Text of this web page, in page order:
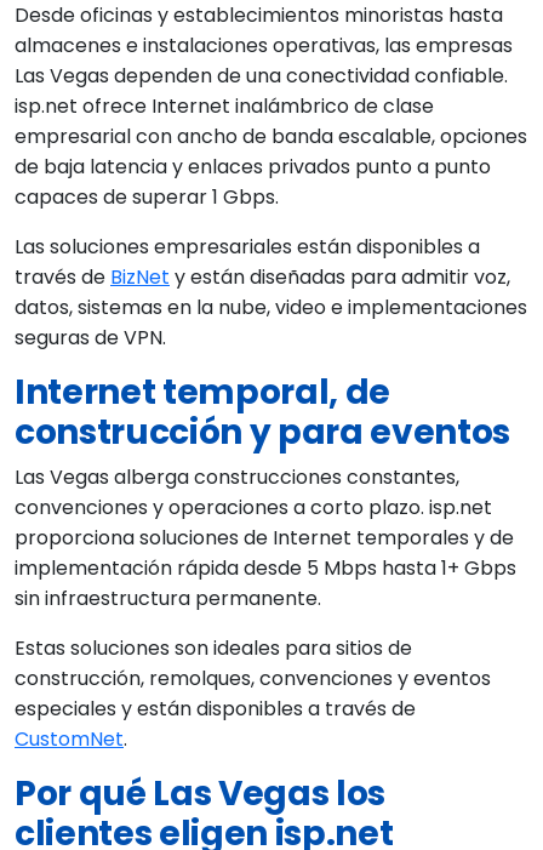
Desde oficinas y establecimientos minoristas hasta
almacenes e instalaciones operativas, las empresas
Las Vegas dependen de una conectividad confiable.
isp.net ofrece Internet inalámbrico de clase
empresarial con ancho de banda escalable, opciones
de baja latencia y enlaces privados punto a punto
capaces de superar 1 Gbps.
Las soluciones empresariales están disponibles a
través de BizNet y están diseñadas para admitir voz,
datos, sistemas en la nube, video e implementaciones
seguras de VPN.
Internet temporal, de
construcción y para eventos
Las Vegas alberga construcciones constantes,
convenciones y operaciones a corto plazo. isp.net
proporciona soluciones de Internet temporales y de
implementación rápida desde 5 Mbps hasta 1+ Gbps
sin infraestructura permanente.
Estas soluciones son ideales para sitios de
construcción, remolques, convenciones y eventos
especiales y están disponibles a través de
CustomNet.
Por qué Las Vegas los
clientes eligen isp.net